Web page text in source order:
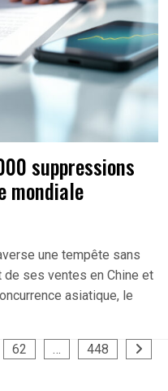
suppressions
mondiale
une tempête sans
de ses ventes en Chine et
asiatique, le
62 … 448